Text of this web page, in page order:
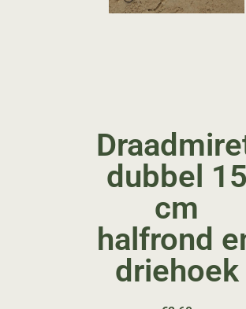
dubbel 15
cm
halfrond
driehoek